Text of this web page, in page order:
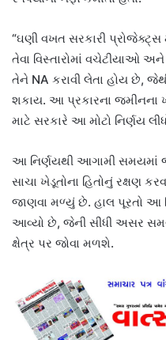
“ઘણી વખત સરકારી પ્રોજેક્ટ્સ
તેવા વિસ્તારોમાં વચેટીયાઓ
તેને NA કરાવી લેતા હોય છે,
શકાય. આ પ્રકારના
માટે સરકારે આ મોટો નિર્ણય
આ નિર્ણયથી આગામી સમયમાં
સાચા ખેડૂતોના હિતોનું રક્ષણ
જાણવા મળ્યું છે. હાલ પૂરતો આ
આવ્યો છે, જેની સીધી અસર
ક્ષેત્ર પર જોવા મળશે.